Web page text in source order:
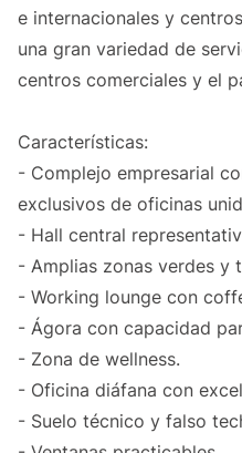
e internacionales y
una gran variedad de
centros comerciales y el
Características:
- Complejo empresarial
exclusivos de oficinas
- Hall central
- Amplias zonas verdes y
- Working lounge con
- Ágora con capacidad
- Zona de wellness.
- Oficina diáfana con
- Suelo técnico y falso